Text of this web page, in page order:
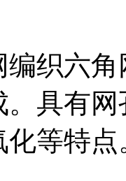
六角
具有
化等特点